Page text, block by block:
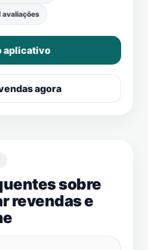
avaliações
aplicativo
agora
sobre
revendas e